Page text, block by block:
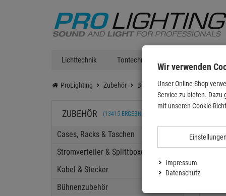
Lichttechnik Tontechnik
ProLighting Zubehör Bühnenzubehör Roady-Stuff
ZUBEHÖR (13415 ERGEBNISSE)
Cases, Racks & Taschen
Stromverteiler & Splittboxen
Kabel & Stecker
Bühnenzubehör
Wir verwenden
Unser Online-Shop
Service zu bieten. Dazu
mit unseren Cookie-
Impressum
Datenschutz